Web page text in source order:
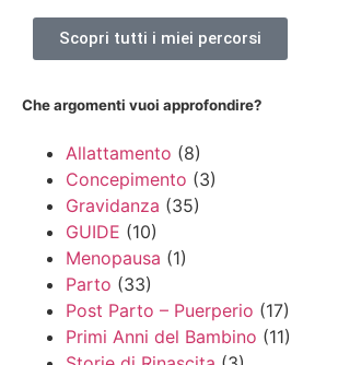
Scopri tutti i miei percorsi
Che argomenti vuoi approfondire?
Allattamento (8)
Concepimento (3)
Gravidanza (35)
GUIDE (10)
Menopausa (1)
Parto (33)
Post Parto – Puerperio (17)
Primi Anni del Bambino (11)